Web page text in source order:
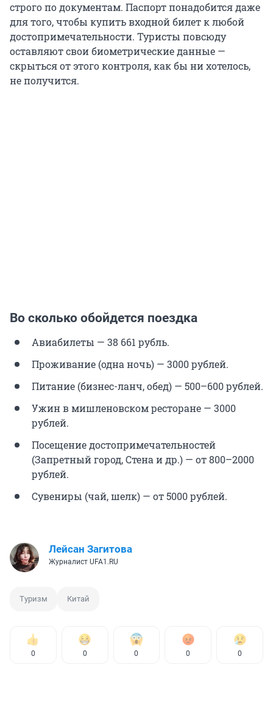
строго по документам. Паспорт понадобится даже
для того, чтобы купить входной билет к любой
достопримечательности. Туристы повсюду
оставляют свои биометрические данные —
скрыться от этого контроля, как бы ни хотелось,
не получится.
Во сколько обойдется поездка
Авиабилеты — 38 661 рубль.
Проживание (одна ночь) — 3000 рублей.
Питание (бизнес-ланч, обед) — 500–600 рублей.
Ужин в мишленовском ресторане — 3000
рублей.
Посещение достопримечательностей
(Запретный город, Стена и др.) — от 800–2000
рублей.
Сувениры (чай, шелк) — от 5000 рублей.
Лейсан Загитова
Журналист UFA1.RU
Туризм Китай
0 0 0 0 0